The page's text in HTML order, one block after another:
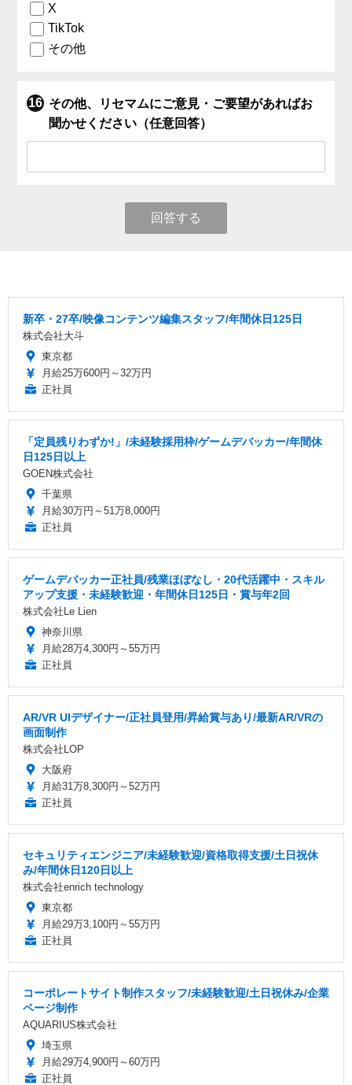
X
TikTok
その他
その他、リセマムにご意見・ご要望があればお
聞かせください（任意回答）
回答する
新卒・27卒/映像コンテンツ編集スタッフ/年間休日125日
株式会社大斗
東京都
月給25万600円～32万円
正社員
「定員残りわずか!」/未経験採用枠/ゲームデバッカー/年間休
日125日以上
GOEN株式会社
千葉県
月給30万円～51万8,000円
正社員
ゲームデバッカー正社員/残業ほぼなし・20代活躍中・スキル
アップ支援・未経験歓迎・年間休日125日・賞与年2回
株式会社Le Lien
神奈川県
月給28万4,300円～55万円
正社員
AR/VR UIデザイナー/正社員登用/昇給賞与あり/最新AR/VRの
画面制作
株式会社LOP
大阪府
月給31万8,300円～52万円
正社員
セキュリティエンジニア/未経験歓迎/資格取得支援/土日祝休
み/年間休日120日以上
株式会社enrich technology
東京都
月給29万3,100円～55万円
正社員
コーポレートサイト制作スタッフ/未経験歓迎/土日祝休み/企業
ページ制作
AQUARIUS株式会社
埼玉県
月給29万4,900円～60万円
正社員